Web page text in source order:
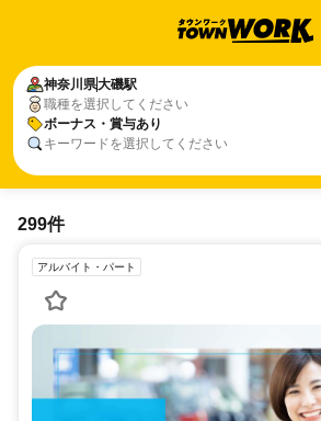
神奈川県大磯駅
職種を選択してください
ボーナス・賞与あり
キーワードを選択してください
神奈川県大磯駅
ボーナス・賞与あり
299件
アルバイト・パート